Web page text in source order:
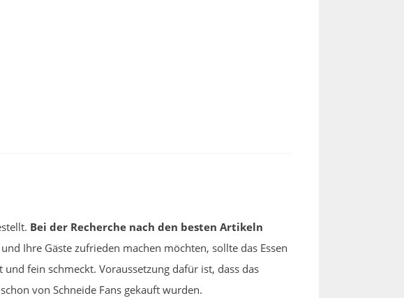
Bei der Recherche nach den besten Artikeln
Ihre Gäste zufrieden machen möchten, sollte das Essen
fein schmeckt. Voraussetzung dafür ist, dass das
von Schneide Fans gekauft wurden.